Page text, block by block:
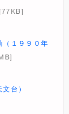
（１９９０年
台）